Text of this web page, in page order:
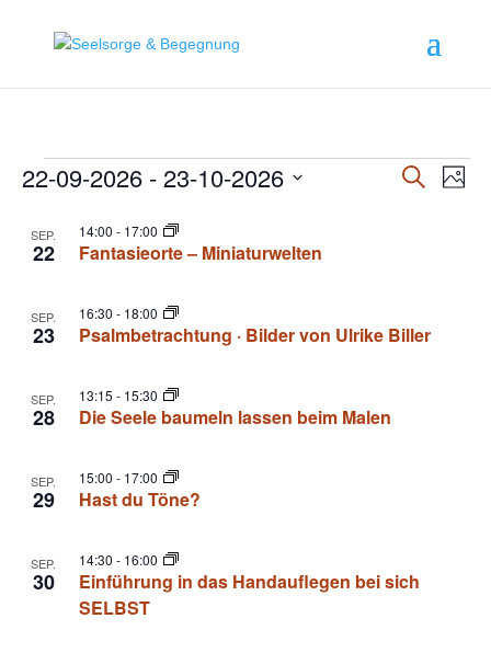
Veranstaltungen Suche
Foto
22-09-2026 - 23-10-2026
auswählen.
List
of
in
Photo
SEP.
22 Fantasieorte – Miniaturwelten
14:00 - 17:00
SEP.
23 Psalmbetrachtung · Bilder von Ulrike Biller
16:30 - 18:00
SEP.
28 Die Seele baumeln lassen beim Malen
13:15 - 15:30
SEP.
29 Hast du Töne?
15:00 - 17:00
SEP.
30
Einführung in das Handauflegen bei sich
SELBST
14:30 - 16:00